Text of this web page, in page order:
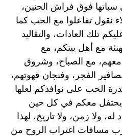
سباتها فوق فراش الحنين،
نقول تفاعلوا مع الحب كما
تلك العادات، والتقاليد
مع أهل بيتكم، مع
مع الصباح، وشروق
الفجر، وفنجان قهوتهم،
الحب على نوافذكم لعلها
يحتفل معكم في كل حين
ولا زمن، ولا تاريخ، لهذا
مسافات اغتراب الروح من